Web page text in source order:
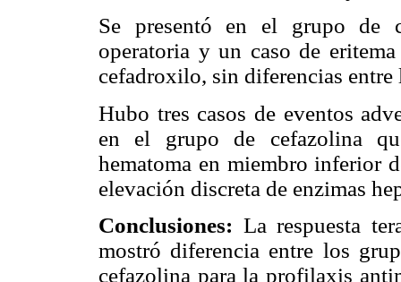
Se presentó en el grupo de
operatoria y un caso de
cefadroxilo, sin diferencias entre
Hubo tres casos de eventos
en el grupo de cefazolina
hematoma en miembro inferior
elevación discreta de enzimas
Conclusiones: La respuesta
mostró diferencia entre los
cefazolina para la profilaxis